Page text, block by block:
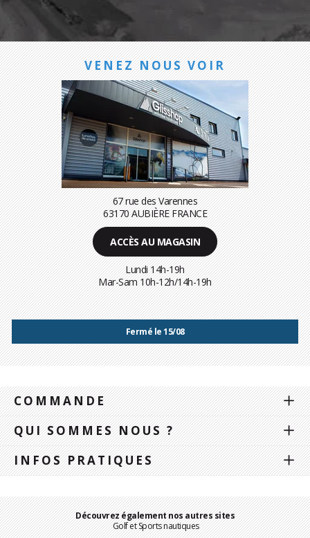
VENEZ NOUS VOIR
67 rue des Varennes
63170 AUBIÈRE FRANCE
ACCÈS AU MAGASIN
Lundi 14h-19h
Mar-Sam 10h-12h/14h-19h
Fermé le 15/08
COMMANDE
QUI SOMMES NOUS ?
INFOS PRATIQUES
Découvrez également nos autres sites
Golf et Sports nautiques